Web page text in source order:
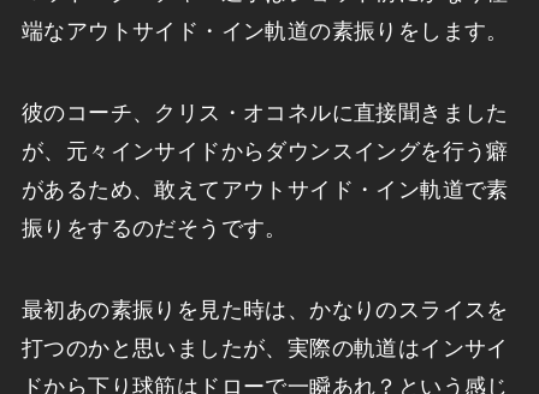
端なアウトサイド・イン軌道の素振りをします。
彼のコーチ、クリス・オコネルに直接聞きました
が、元々インサイドからダウンスイングを行う癖
があるため、敢えてアウトサイド・イン軌道で素
振りをするのだそうです。
最初あの素振りを見た時は、かなりのスライスを
打つのかと思いましたが、実際の軌道はインサイ
ドから下り球筋はドローで一瞬あれ？という感じ